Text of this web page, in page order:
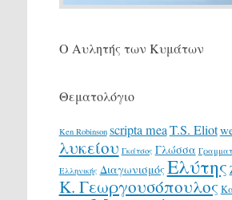
Ο Αυλητής των Κυμάτων
Θεματολόγιο
Ken Robinson scripta meaT.S. Eliot
λυκείου Γκάτσος Γλώσσα
Ελληνικής ΔιαγωνισμόςΕλύτης
Κ. Γεωργουσόπουλος